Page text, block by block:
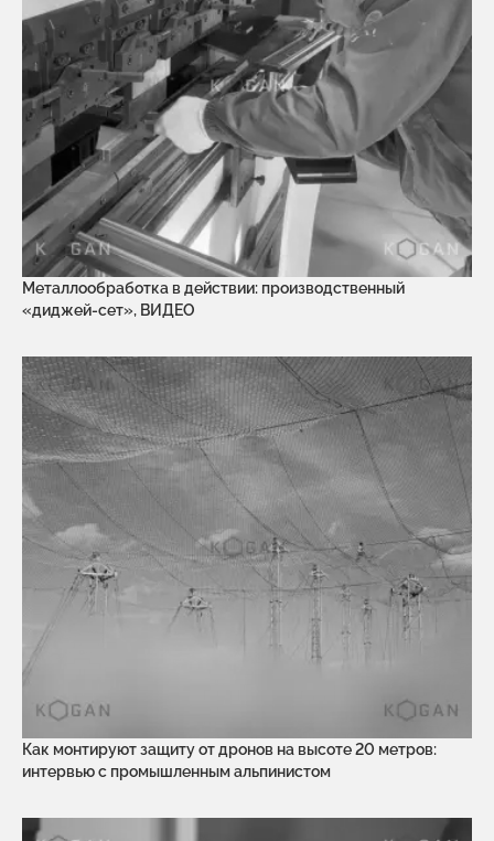
Металлообработка в действии: производственный
«диджей-сет», ВИДЕО
Как монтируют защиту от дронов на высоте 20 метров:
интервью с промышленным альпинистом